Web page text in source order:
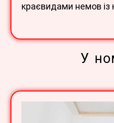
краєвидами немов із
У